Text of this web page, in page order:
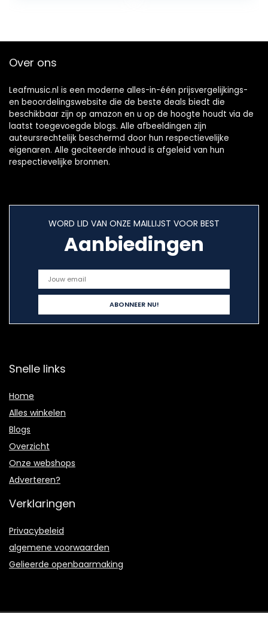
Over ons
Leafmusic.nl is een moderne alles-in-één prijsvergelijkings-
en beoordelingswebsite die de beste deals biedt die
beschikbaar zijn op amazon en u op de hoogte houdt via de
laatst toegevoegde blogs. Alle afbeeldingen zijn
auteursrechtelijk beschermd door hun respectievelijke
eigenaren. Alle geciteerde inhoud is afgeleid van hun
respectievelijke bronnen.
WORD LID VAN ONZE MAILLIJST VOOR BEST
Aanbiedingen
Snelle links
Home
Alles winkelen
Blogs
Overzicht
Onze webshops
Adverteren?
Verklaringen
Privacybeleid
algemene voorwaarden
Gelieerde openbaarmaking